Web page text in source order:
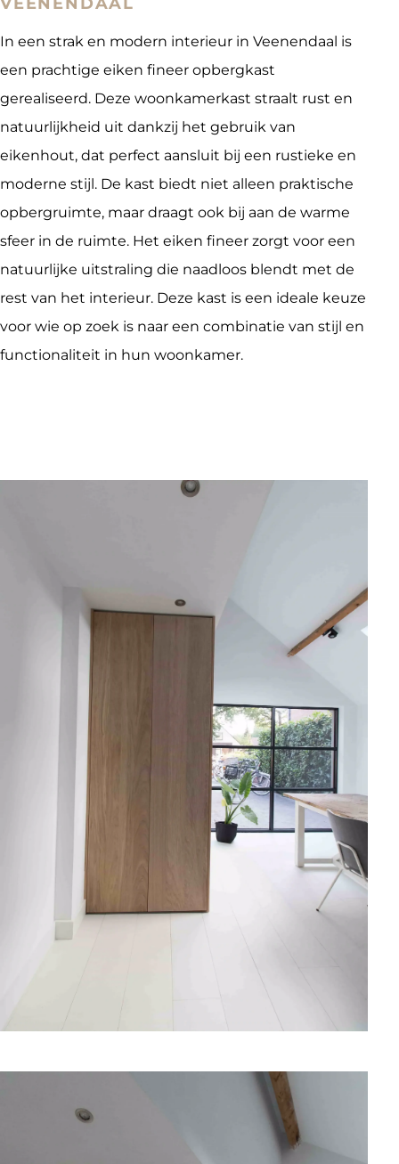
In een strak en modern interieur in Veenendaal is
een prachtige eiken fineer opbergkast
gerealiseerd. Deze woonkamerkast straalt rust en
natuurlijkheid uit dankzij het gebruik van
eikenhout, dat perfect aansluit bij een rustieke en
moderne stijl. De kast biedt niet alleen praktische
opbergruimte, maar draagt ook bij aan de warme
sfeer in de ruimte. Het eiken fineer zorgt voor een
natuurlijke uitstraling die naadloos blendt met de
rest van het interieur. Deze kast is een ideale keuze
voor wie op zoek is naar een combinatie van stijl en
functionaliteit in hun woonkamer.